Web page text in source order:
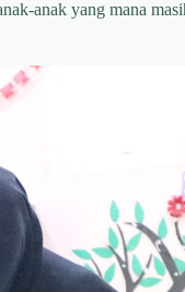
anak yang mana